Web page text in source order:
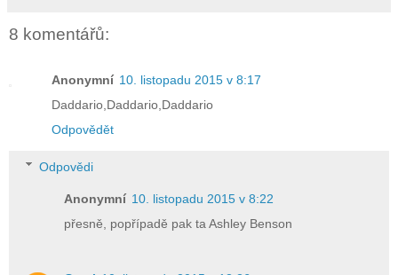
8 komentářů:
Anonymní 10. listopadu 2015 v 8:17
Daddario,Daddario,Daddario
Odpovědět
Odpovědi
Anonymní 10. listopadu 2015 v 8:22
přesně, popřípadě pak ta Ashley Benson